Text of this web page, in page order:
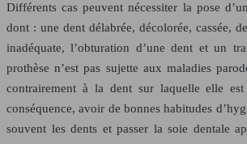
Différents cas peuvent nécessiter la pose
dont : une dent délabrée, décolorée, cassée,
inadéquate, l’obturation d’une dent et un
prothèse n’est pas sujette aux maladies
contrairement à la dent sur laquelle elle
conséquence, avoir de bonnes habitudes
souvent les dents et passer la soie dentale